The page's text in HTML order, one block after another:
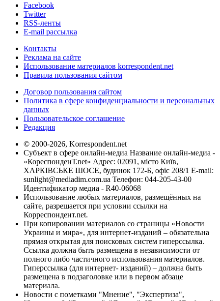
Facebook
Twitter
RSS-ленты
E-mail рассылка
Контакты
Реклама на сайте
Использование материалов korrespondent.net
Правила пользования сайтом
Договор пользования сайтом
Политика в сфере конфиденциальности и персональных
данных
Пользовательское соглашение
Редакция
© 2000-2026, Korrespondent.net
Субъект в сфере онлайн-медиа Название онлайн-медиа -
«КореспонденТ.net» Адрес: 02091, місто Київ,
ХАРКІВСЬКЕ ШОСЕ, будинок 172-Б, офіс 208/1 E-mail:
sunlight@mediadim.com.ua Телефон: 044-205-43-00
Идентификатор медиа - R40-06068
Использование любых материалов, размещённых на
сайте, разрешается при условии ссылки на
Корреспондент.net.
При копировании материалов со страницы «Новости
Украины и мира», для интернет-изданий – обязательна
прямая открытая для поисковых систем гиперссылка.
Ссылка должна быть размещена в независимости от
полного либо частичного использования материалов.
Гиперссылка (для интернет- изданий) – должна быть
размещена в подзаголовке или в первом абзаце
материала.
Новости с пометками "Мнение", "Экспертиза",